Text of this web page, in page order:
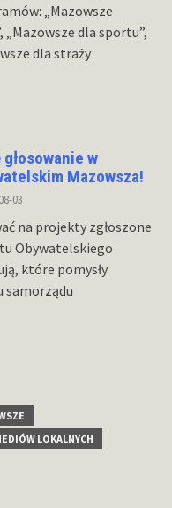
„Mazowsze
dla sportu”,
dla straży
głosowanie w
Mazowsza!
03
na projekty zgłoszone
Obywatelskiego
które pomysły
samorządu
LOKALNYCH